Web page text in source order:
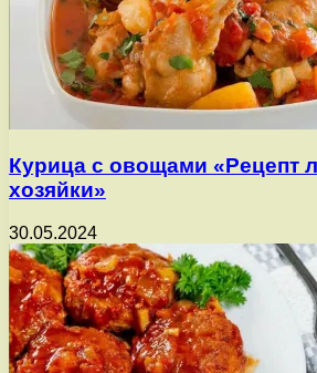
Курица с овощами «Рецепт
хозяйки»
30.05.2024